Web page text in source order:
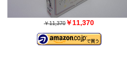
￥11,370 ￥11,370